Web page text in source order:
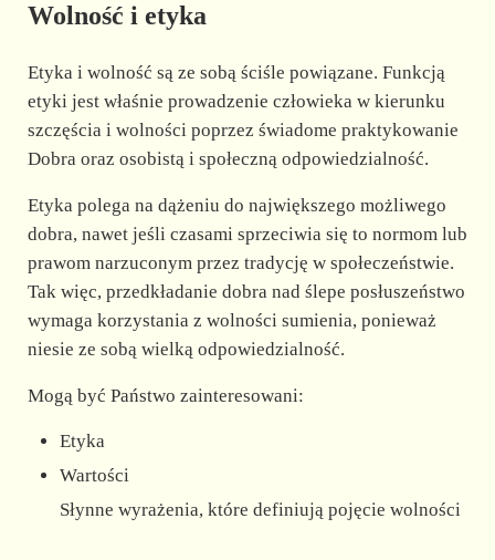
Wolność i etyka
Etyka i wolność są ze sobą ściśle powiązane. Funkcją
etyki jest właśnie prowadzenie człowieka w kierunku
szczęścia i wolności poprzez świadome praktykowanie
Dobra oraz osobistą i społeczną odpowiedzialność.
Etyka polega na dążeniu do największego możliwego
dobra, nawet jeśli czasami sprzeciwia się to normom lub
prawom narzuconym przez tradycję w społeczeństwie.
Tak więc, przedkładanie dobra nad ślepe posłuszeństwo
wymaga korzystania z wolności sumienia, ponieważ
niesie ze sobą wielką odpowiedzialność.
Mogą być Państwo zainteresowani:
Etyka
Wartości
Słynne wyrażenia, które definiują pojęcie wolności